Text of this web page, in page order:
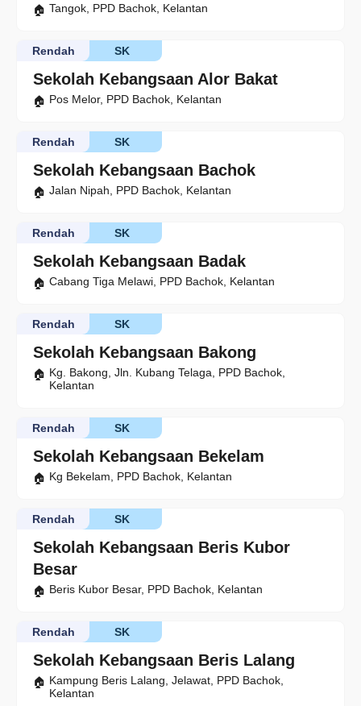
Tangok, PPD Bachok, Kelantan
Sekolah Kebangsaan Alor Bakat
SK
Rendah
Pos Melor, PPD Bachok, Kelantan
Sekolah Kebangsaan Bachok
SK
Rendah
Jalan Nipah, PPD Bachok, Kelantan
Sekolah Kebangsaan Badak
SK
Rendah
Cabang Tiga Melawi, PPD Bachok, Kelantan
Sekolah Kebangsaan Bakong
SK
Rendah
Kg. Bakong, Jln. Kubang Telaga, PPD Bachok,
Kelantan
Sekolah Kebangsaan Bekelam
SK
Rendah
Kg Bekelam, PPD Bachok, Kelantan
Sekolah Kebangsaan Beris Kubor
Besar
SK
Rendah
Beris Kubor Besar, PPD Bachok, Kelantan
Sekolah Kebangsaan Beris Lalang
SK
Rendah
Kampung Beris Lalang, Jelawat, PPD Bachok,
Kelantan